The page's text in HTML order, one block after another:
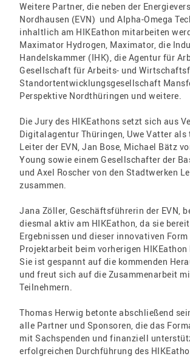
Weitere Partner, die neben der
Nordhausen (EVN) und Alpha-Omega
inhaltlich am HIKEathon mitarbeiten
Maximator Hydrogen, Maximator, die
Handelskammer (IHK), die Agentur für
Gesellschaft für Arbeits- und
Standortentwicklungsgesellschaft
Perspektive Nordthüringen und weitere.
Die Jury des HIKEathons setzt sich aus
Digitalagentur Thüringen, Uwe Vatter als
Leiter der EVN, Jan Bose, Michael Bätz
Young sowie einem Gesellschafter der
und Axel Roscher von den Stadtwerken
zusammen.
Jana Zöller, Geschäftsführerin der EVN,
diesmal aktiv am HIKEathon, da sie
Ergebnissen und dieser innovativen Form
Projektarbeit beim vorherigen
Sie ist gespannt auf die kommenden
und freut sich auf die Zusammenarbeit
Teilnehmern.
Thomas Herwig betonte abschließend
alle Partner und Sponsoren, die das
mit Sachspenden und finanziell
erfolgreichen Durchführung des